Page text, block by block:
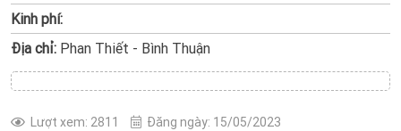
Kinh phí:
Địa chỉ: Phan Thiết - Bình Thuận
Lượt xem: 2811 Đăng ngày: 15/05/2023